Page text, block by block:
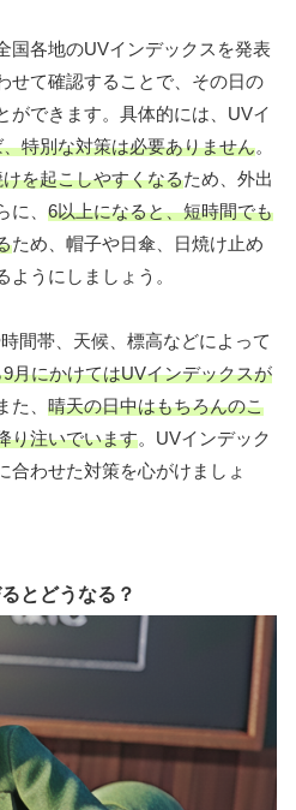
国各地のUVインデックスを発表
せて確認することで、その日の
ができます。具体的には、UVイ
特別な対策は必要ありません。
を起こしやすくなるため、外出
、 6以上になると、短時間でも
ため、帽子や日傘、日焼け止め
うにしましょう。
間帯、天候、標高などによって
月にかけてはUVインデックスが
、 晴天の日中はもちろんのこ
り注いでいます。UVインデック
合わせた対策を心がけましょ
とどうなる？